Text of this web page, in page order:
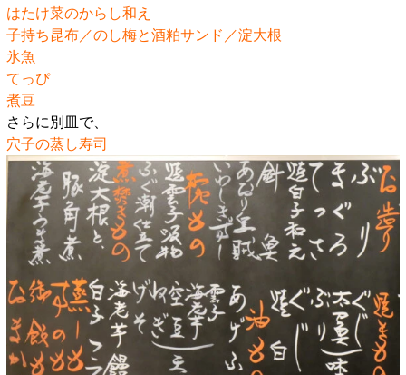
はたけ菜のからし和え
子持ち昆布／のし梅と酒粕サンド／淀大根
氷魚
てっぴ
煮豆
さらに別皿で、
穴子の蒸し寿司